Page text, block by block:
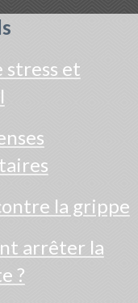
stress et
la grippe
arrêter la
?